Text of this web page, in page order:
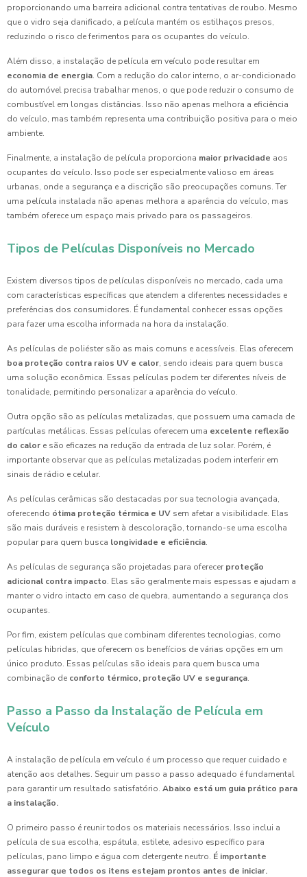
proporcionando uma barreira adicional contra tentativas de roubo. Mesmo
que o vidro seja danificado, a película mantém os estilhaços presos,
reduzindo o risco de ferimentos para os ocupantes do veículo.
Além disso, a instalação de película em veículo pode resultar em
economia de energia. Com a redução do calor interno, o ar-condicionado
do automóvel precisa trabalhar menos, o que pode reduzir o consumo de
combustível em longas distâncias. Isso não apenas melhora a eficiência
do veículo, mas também representa uma contribuição positiva para o meio
ambiente.
Finalmente, a instalação de película proporciona maior privacidade aos
ocupantes do veículo. Isso pode ser especialmente valioso em áreas
urbanas, onde a segurança e a discrição são preocupações comuns. Ter
uma película instalada não apenas melhora a aparência do veículo, mas
também oferece um espaço mais privado para os passageiros.
Tipos de Películas Disponíveis no Mercado
Existem diversos tipos de películas disponíveis no mercado, cada uma
com características específicas que atendem a diferentes necessidades e
preferências dos consumidores. É fundamental conhecer essas opções
para fazer uma escolha informada na hora da instalação.
As películas de poliéster são as mais comuns e acessíveis. Elas oferecem
boa proteção contra raios UV e calor, sendo ideais para quem busca
uma solução econômica. Essas películas podem ter diferentes níveis de
tonalidade, permitindo personalizar a aparência do veículo.
Outra opção são as películas metalizadas, que possuem uma camada de
partículas metálicas. Essas películas oferecem uma excelente reflexão
do calor e são eficazes na redução da entrada de luz solar. Porém, é
importante observar que as películas metalizadas podem interferir em
sinais de rádio e celular.
As películas cerâmicas são destacadas por sua tecnologia avançada,
oferecendo ótima proteção térmica e UV sem afetar a visibilidade. Elas
são mais duráveis e resistem à descoloração, tornando-se uma escolha
popular para quem busca longividade e eficiência.
As películas de segurança são projetadas para oferecer proteção
adicional contra impacto. Elas são geralmente mais espessas e ajudam a
manter o vidro intacto em caso de quebra, aumentando a segurança dos
ocupantes.
Por fim, existem películas que combinam diferentes tecnologias, como
películas hibridas, que oferecem os benefícios de várias opções em um
único produto. Essas películas são ideais para quem busca uma
combinação de conforto térmico, proteção UV e segurança.
Passo a Passo da Instalação de Película em
Veículo
A instalação de película em veículo é um processo que requer cuidado e
atenção aos detalhes. Seguir um passo a passo adequado é fundamental
para garantir um resultado satisfatório. Abaixo está um guia prático para
a instalação.
O primeiro passo é reunir todos os materiais necessários. Isso inclui a
película de sua escolha, espátula, estilete, adesivo específico para
películas, pano limpo e água com detergente neutro. É importante
assegurar que todos os itens estejam prontos antes de iniciar.